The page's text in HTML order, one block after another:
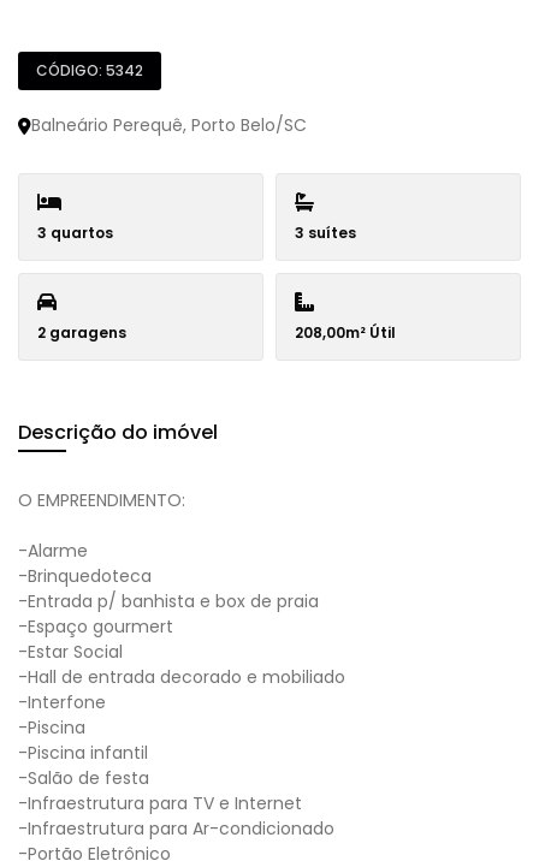
CÓDIGO: 5342
Balneário Perequê, Porto Belo/SC
3 quartos 3 suítes
2 garagens 208,00m² Útil
Descrição do imóvel
O EMPREENDIMENTO:
-Alarme
-Brinquedoteca
-Entrada p/ banhista e box de praia
-Espaço gourmert
-Estar Social
-Hall de entrada decorado e mobiliado
-Interfone
-Piscina
-Piscina infantil
-Salão de festa
-Infraestrutura para TV e Internet
-Infraestrutura para Ar-condicionado
-Portão Eletrônico